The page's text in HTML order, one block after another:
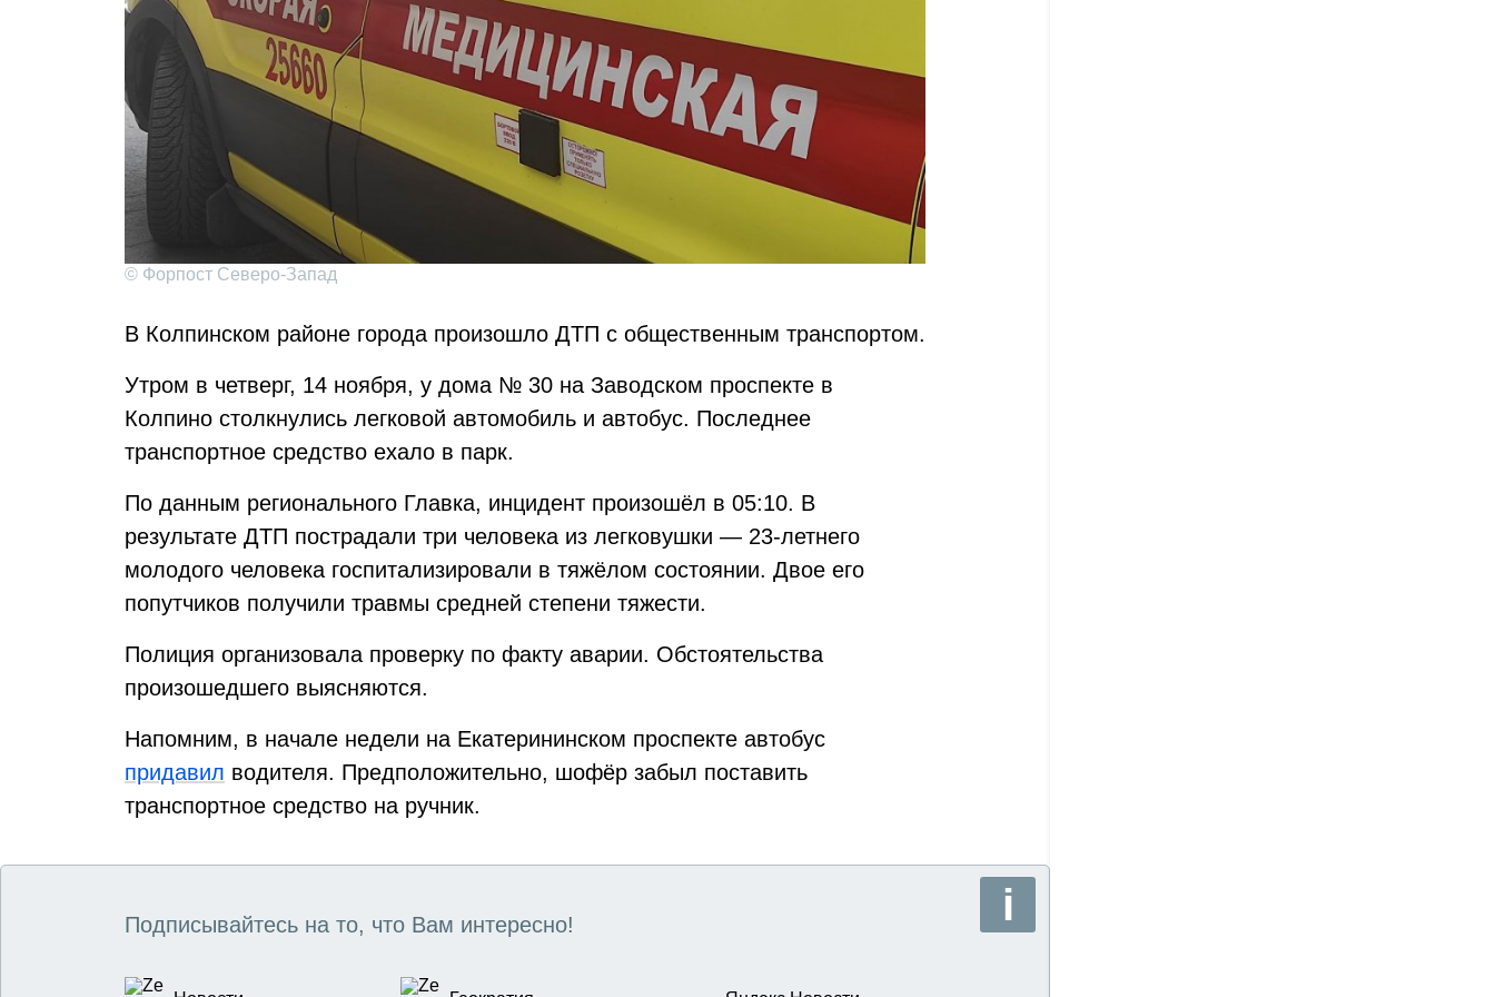
© Форпост Северо-Запад
В Колпинском районе города произошло ДТП с общественным транспортом.
Утром в четверг, 14 ноября, у дома № 30 на Заводском проспекте в
Колпино столкнулись легковой автомобиль и автобус. Последнее
транспортное средство ехало в парк.
По данным регионального Главка, инцидент произошёл в 05:10. В
результате ДТП пострадали три человека из легковушки — 23-летнего
молодого человека госпитализировали в тяжёлом состоянии. Двое его
попутчиков получили травмы средней степени тяжести.
Полиция организовала проверку по факту аварии. Обстоятельства
произошедшего выясняются.
Напомним, в начале недели на Екатерининском проспекте автобус
придавил водителя. Предположительно, шофёр забыл поставить
транспортное средство на ручник.
Подписывайтесь на то, что Вам интересно!